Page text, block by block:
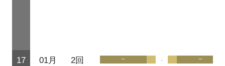
17
01月
2回
ー - ー